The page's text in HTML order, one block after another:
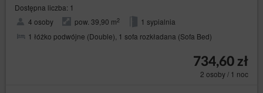
Dostępna liczba: 1
4 osoby
pow. 39,90 m2
1 sypialnia
1 łóżko podwójne (Double), 1 sofa rozkładana (Sofa Bed)
734,60 zł
2 osoby / 1 noc